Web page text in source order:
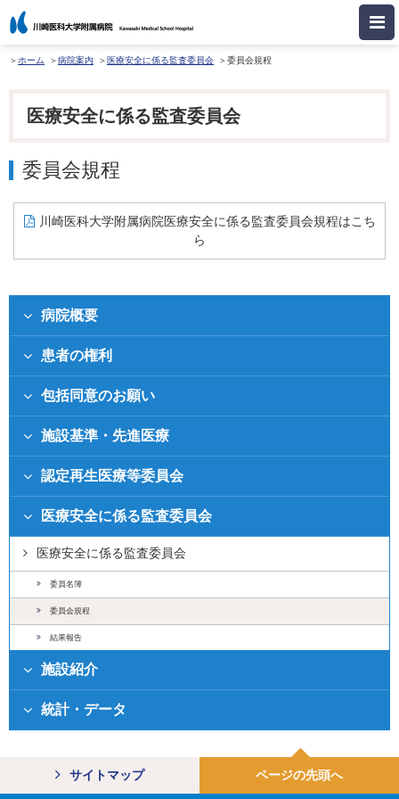
ホーム 病院案内 医療安全に係る監査委員会 委員会規程
医療安全に係る監査委員会
委員会規程
川崎医科大学附属病院医療安全に係る監査委員会規程はこち
ら
病院概要
患者の権利
包括同意のお願い
施設基準・先進医療
認定再生医療等委員会
医療安全に係る監査委員会
医療安全に係る監査委員会
委員名簿
委員会規程
結果報告
施設紹介
統計・データ
サイトマップ ページの先頭へ